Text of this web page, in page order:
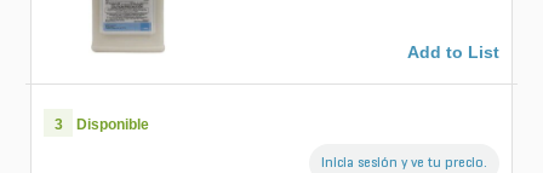
Add to List
3 Disponible
Inicia sesión y ve tu precio.